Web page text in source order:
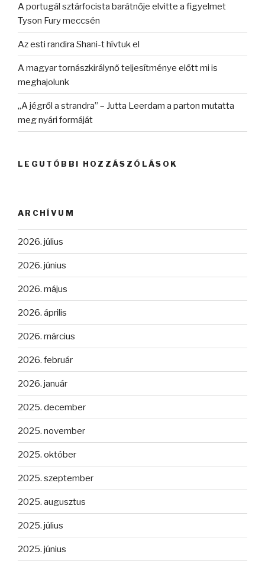
A portugál sztárfocista barátnője elvitte a figyelmet
Tyson Fury meccsén
Az esti randira Shani-t hívtuk el
A magyar tornászkirálynő teljesítménye előtt mi is
meghajolunk
„A jégről a strandra” – Jutta Leerdam a parton mutatta
meg nyári formáját
LEGUTÓBBI HOZZÁSZÓLÁSOK
ARCHÍVUM
2026. július
2026. június
2026. május
2026. április
2026. március
2026. február
2026. január
2025. december
2025. november
2025. október
2025. szeptember
2025. augusztus
2025. július
2025. június